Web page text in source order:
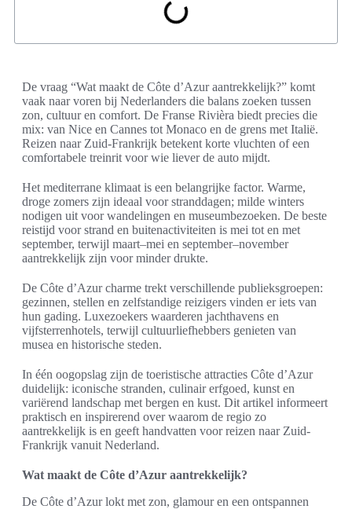
De vraag “Wat maakt de Côte d’Azur aantrekkelijk?” komt
vaak naar voren bij Nederlanders die balans zoeken tussen
zon, cultuur en comfort. De Franse Rivièra biedt precies die
mix: van Nice en Cannes tot Monaco en de grens met Italië.
Reizen naar Zuid-Frankrijk betekent korte vluchten of een
comfortabele treinrit voor wie liever de auto mijdt.
Het mediterrane klimaat is een belangrijke factor. Warme,
droge zomers zijn ideaal voor stranddagen; milde winters
nodigen uit voor wandelingen en museumbezoeken. De beste
reistijd voor strand en buitenactiviteiten is mei tot en met
september, terwijl maart–mei en september–november
aantrekkelijk zijn voor minder drukte.
De Côte d’Azur charme trekt verschillende publieksgroepen:
gezinnen, stellen en zelfstandige reizigers vinden er iets van
hun gading. Luxezoekers waarderen jachthavens en
vijfsterrenhotels, terwijl cultuurliefhebbers genieten van
musea en historische steden.
In één oogopslag zijn de toeristische attracties Côte d’Azur
duidelijk: iconische stranden, culinair erfgoed, kunst en
variërend landschap met bergen en kust. Dit artikel informeert
praktisch en inspirerend over waarom de regio zo
aantrekkelijk is en geeft handvatten voor reizen naar Zuid-
Frankrijk vanuit Nederland.
Wat maakt de Côte d’Azur aantrekkelijk?
De Côte d’Azur lokt met zon, glamour en een ontspannen